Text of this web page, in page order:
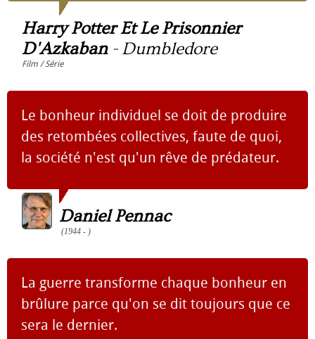
Harry Potter Et Le Prisonnier
D'Azkaban- Dumbledore
Film / Série
Le bonheur individuel se doit de produire
des retombées collectives, faute de quoi,
la société n'est qu'un rêve de prédateur.
Daniel Pennac
(1944 - )
La guerre transforme chaque bonheur en
brûlure parce qu'on se dit toujours que ce
sera le dernier.